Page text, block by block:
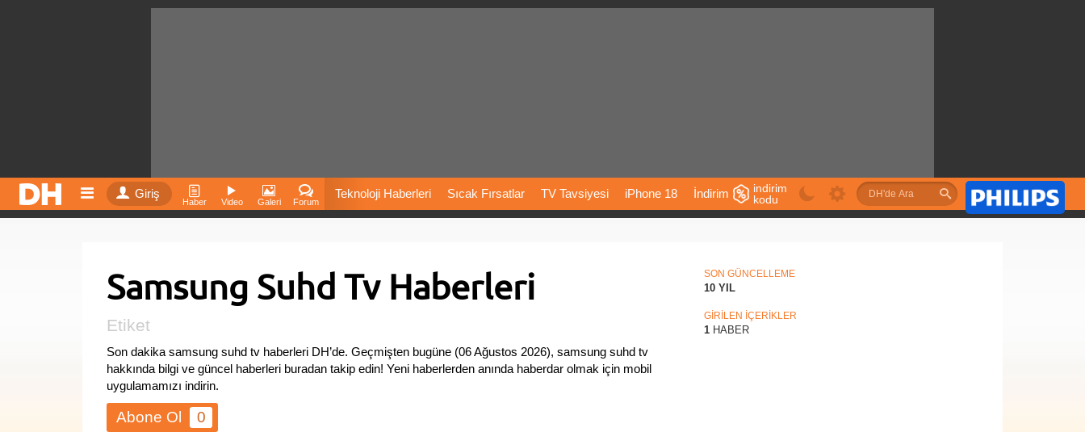
Giriş
Haber Video Galeri Forum
Teknoloji Haberleri Sıcak Fırsatlar TV Tavsiyesi iPhone 18 İndirim
Fiyatları Vizyondaki Bitcoin Önerileri
indirim
kodu
Samsung Suhd Tv Haberleri
Etiket
Son dakika samsung suhd tv haberleri DH’de. Geçmişten bugüne (06 Ağustos 2026), samsung suhd tv
hakkında bilgi ve güncel haberleri buradan takip edin! Yeni haberlerden anında haberdar olmak için mobil
uygulamamızı indirin.
0
SON GÜNCELLEME
10 YIL
GİRİLEN İÇERİKLER
1 HABER